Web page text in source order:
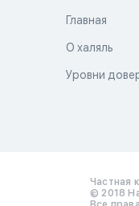
Главная
О халяль
Уровни
Частная
© 2018